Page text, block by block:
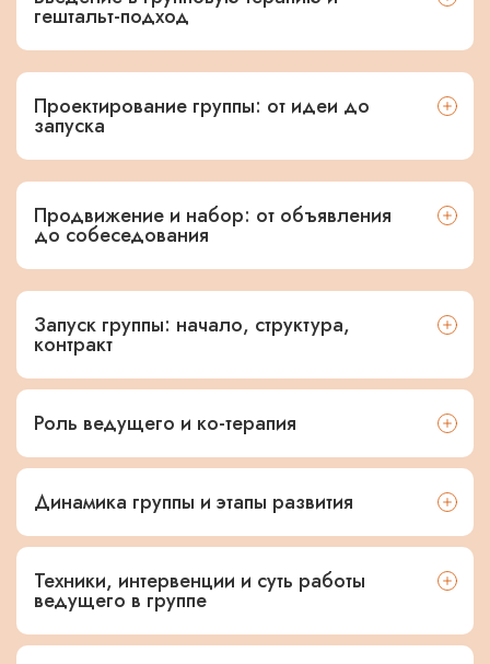
гештальт-подход
Проектирование группы: от идеи до
запуска
Продвижение и набор: от объявления
до собеседования
Запуск группы: начало, структура,
контракт
Роль ведущего и ко-терапия
Динамика группы и этапы развития
Техники, интервенции и суть работы
ведущего в группе